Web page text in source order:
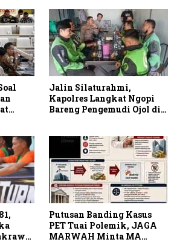
Jalin Silaturahmi,
Kapolres Langkat Ngopi
Bareng Pengemudi Ojol di
Putusan Banding Kasus
PET Tuai Polemik, JAGA
MARWAH Minta MA